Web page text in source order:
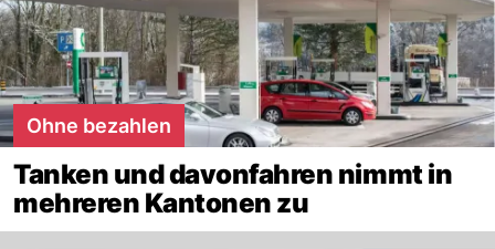
Ohne bezahlen
Tanken und davonfahren nimmt in
mehreren Kantonen zu